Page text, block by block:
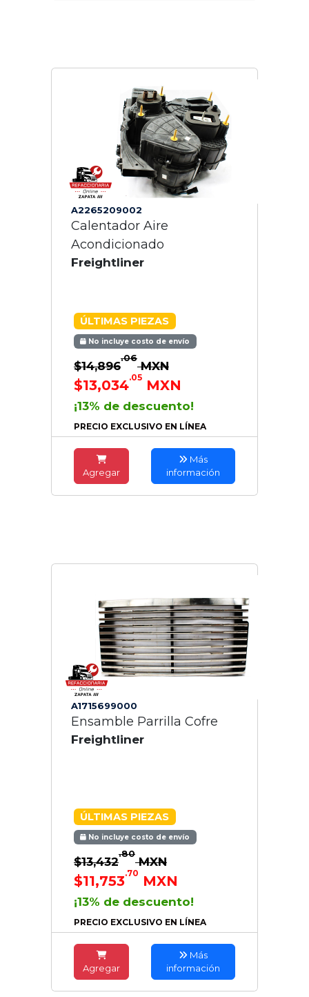
A2265209002
Calentador Aire
Acondicionado
Freightliner
ÚLTIMAS PIEZAS
No incluye costo de envío
$14,896
.06
MXN
$13,034.05 MXN
¡13% de descuento!
PRECIO EXCLUSIVO EN LÍNEA
Agregar
Más
información
A1715699000
Ensamble Parrilla Cofre
Freightliner
ÚLTIMAS PIEZAS
No incluye costo de envío
$13,432
.80
MXN
$11,753.70 MXN
¡13% de descuento!
PRECIO EXCLUSIVO EN LÍNEA
Agregar
Más
información